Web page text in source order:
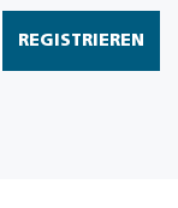
REGISTRIEREN